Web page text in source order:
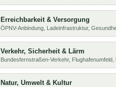
Erreichbarkeit & Versorgung
ÖPNV-Anbindung, Ladeinfrastruktur,
Verkehr, Sicherheit & Lärm
Bundesfernstraßen-Verkehr, Flughafenumfeld,
Natur, Umwelt & Kultur